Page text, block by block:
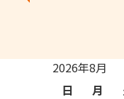
2026年8月
日
月